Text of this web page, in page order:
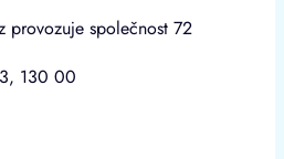
provozuje společnost 72
130 00